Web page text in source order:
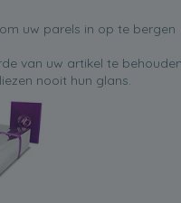
uw parels in op te bergen
van uw artikel te
nooit hun glans.